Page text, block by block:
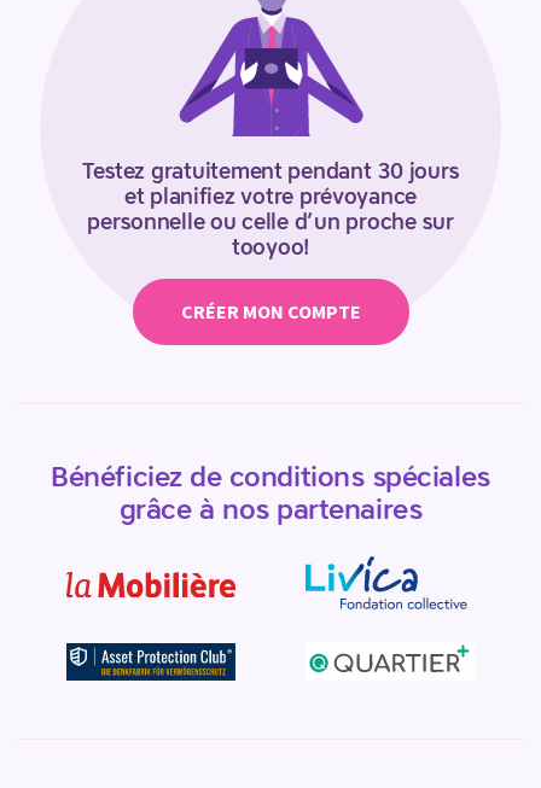
Testez gratuitement pendant 30 jours
et planifiez votre prévoyance
personnelle ou celle d’un proche sur
tooyoo!
CRÉER MON COMPTE
Bénéficiez de conditions spéciales
grâce à nos partenaires